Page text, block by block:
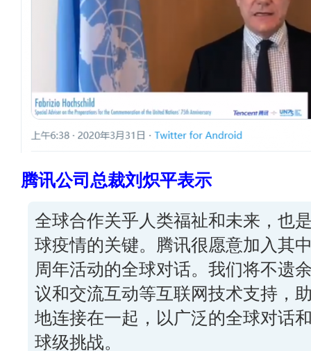
腾讯公司总裁刘炽平表示
全球合作关乎人类福祉和未来，也
球疫情的关键。腾讯很愿意加入其
周年活动的全球对话。我们将不遗
议和交流互动等互联网技术支持，
地连接在一起，以广泛的全球对话
球级挑战。